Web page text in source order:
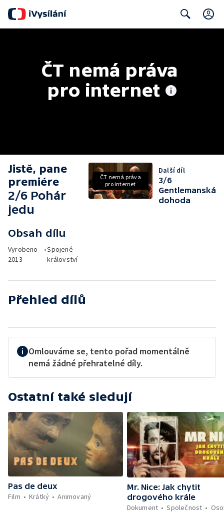
ČT nemá práva
pro internet
Jistě, pane
premiére
2/6 Pohár
jedu
Obsah dílu
Vyrobeno
2013
•Spojené
království
ČT nemá práva
pro internet
Další díl
3/6
Gentlemanská
dohoda
Přehled dílů
Omlouváme se, tento pořad momentálně
nemá žádné přehratelné díly.
Ostatní také sledují
Pas de deux
Film
Krátký Animovaný
Mr. Nice: Jak chytit
drogového krále
Dokument
Společnost